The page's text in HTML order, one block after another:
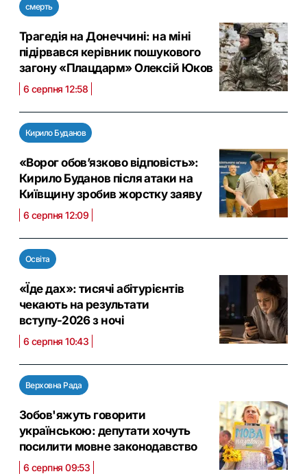
смерть
Трагедія на Донеччині: на міні
підірвався керівник пошукового
загону «Плацдарм» Олексій Юков
6 серпня 12:58
Кирило Буданов
«Ворог обов’язково відповість»:
Кирило Буданов після атаки на
Київщину зробив жорстку заяву
6 серпня 12:09
Освіта
«Їде дах»: тисячі абітурієнтів
чекають на результати
вступу-2026 з ночі
6 серпня 10:43
Верховна Рада
Зобов'яжуть говорити
українською: депутати хочуть
посилити мовне законодавство
6 серпня 09:53